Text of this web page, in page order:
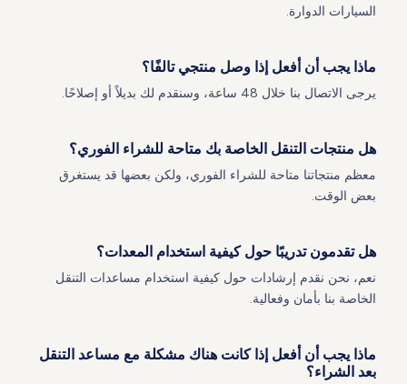
السيارات الدوارة.
ماذا يجب أن أفعل إذا وصل منتجي تالفًا؟
يرجى الاتصال بنا خلال 48 ساعة، وسنقدم لك بديلاً أو إصلاحًا.
هل منتجات التنقل الخاصة بك متاحة للشراء الفوري؟
معظم منتجاتنا متاحة للشراء الفوري، ولكن بعضها قد يستغرق
بعض الوقت.
هل تقدمون تدريبًا حول كيفية استخدام المعدات؟
نعم، نحن نقدم إرشادات حول كيفية استخدام مساعدات التنقل
الخاصة بنا بأمان وفعالية.
ماذا يجب أن أفعل إذا كانت هناك مشكلة مع مساعد التنقل
بعد الشراء؟